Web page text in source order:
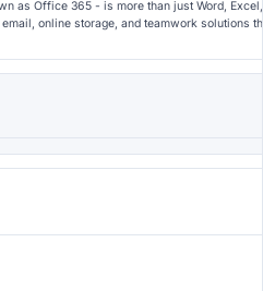
as Office 365 - is more than just Word,
online storage, and teamwork solutions